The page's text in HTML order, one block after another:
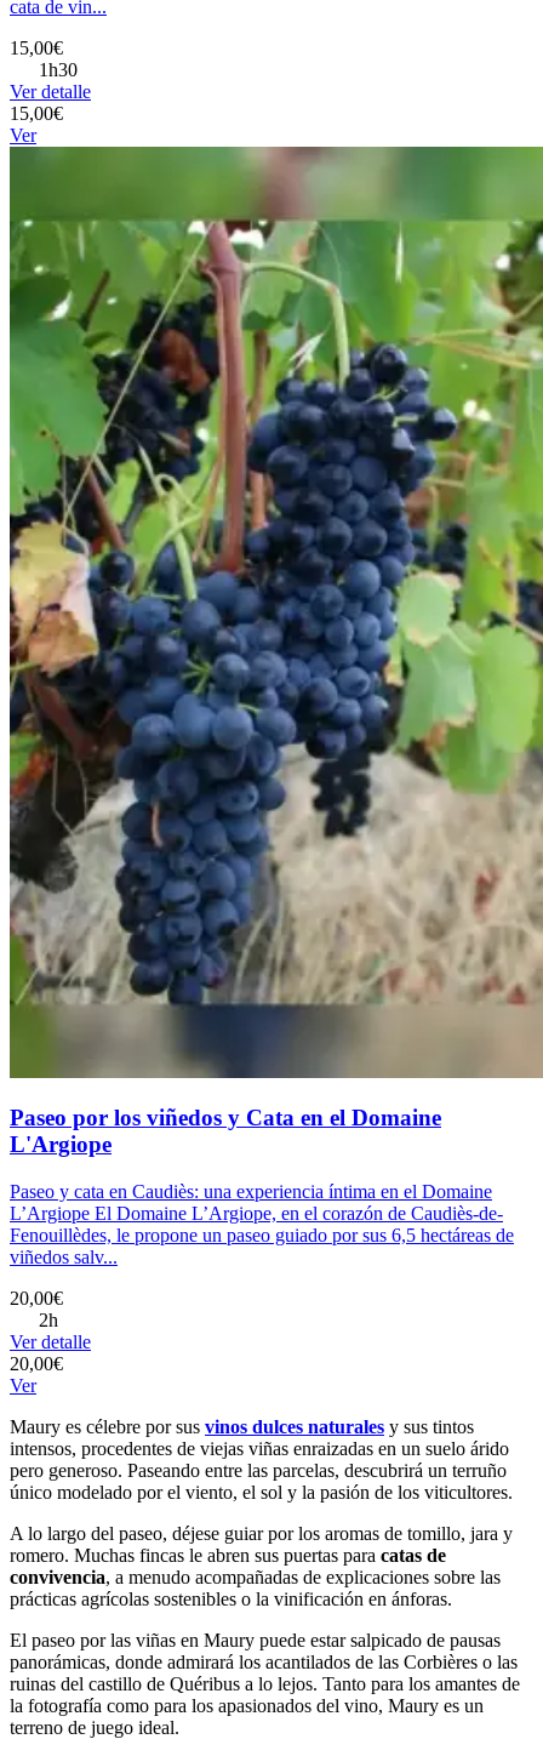
cata de vin...
15,00€
1h30
Ver detalle
15,00€
Ver
Paseo por los viñedos y Cata en el Domaine
L'Argiope
Paseo y cata en Caudiès: una experiencia íntima en el Domaine
L’Argiope El Domaine L’Argiope, en el corazón de Caudiès-de-
Fenouillèdes, le propone un paseo guiado por sus 6,5 hectáreas de
viñedos salv...
20,00€
2h
Ver detalle
20,00€
Ver
Maury es célebre por sus vinos dulces naturales y sus tintos
intensos, procedentes de viejas viñas enraizadas en un suelo árido
pero generoso. Paseando entre las parcelas, descubrirá un terruño
único modelado por el viento, el sol y la pasión de los viticultores.
A lo largo del paseo, déjese guiar por los aromas de tomillo, jara y
romero. Muchas fincas le abren sus puertas para catas de
convivencia, a menudo acompañadas de explicaciones sobre las
prácticas agrícolas sostenibles o la vinificación en ánforas.
El paseo por las viñas en Maury puede estar salpicado de pausas
panorámicas, donde admirará los acantilados de las Corbières o las
ruinas del castillo de Quéribus a lo lejos. Tanto para los amantes de
la fotografía como para los apasionados del vino, Maury es un
terreno de juego ideal.